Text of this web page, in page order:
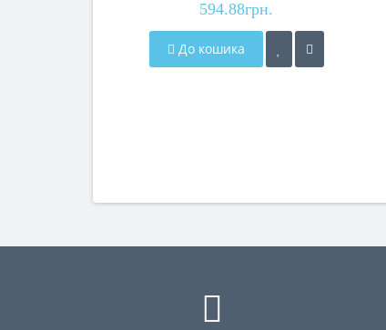
594.88грн.
До кошика